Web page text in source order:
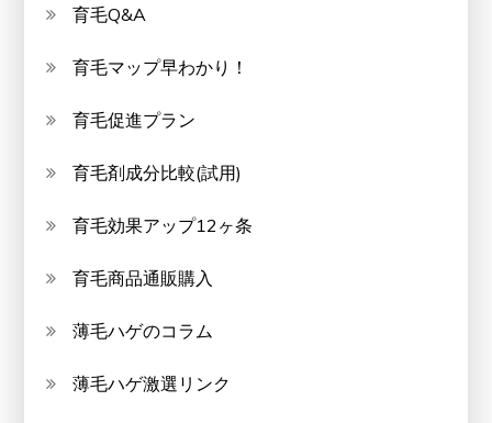
育毛Q&A
育毛マップ早わかり！
育毛促進プラン
育毛剤成分比較(試用)
育毛効果アップ12ヶ条
育毛商品通販購入
薄毛ハゲのコラム
薄毛ハゲ激選リンク